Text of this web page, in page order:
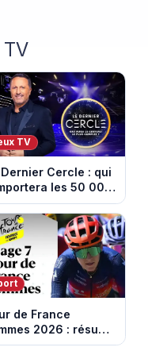
TV
Dernier Cercle : qui
les 50 000
face aux
?
de France
2026 : résumé
de la 7e étape